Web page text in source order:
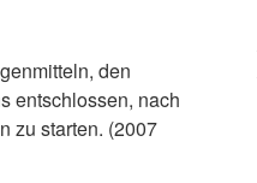
den
entschlossen, nach
zu starten. (2007